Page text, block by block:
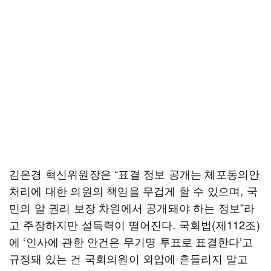
김은경 혁신위원장은 “표결 정보 공개는 체포동의안
처리에 대한 의원의 책임을 무겁게 할 수 있으며, 국
민의 알 권리 보장 차원에서 공개돼야 하는 정보”라
고 주장하지만 설득력이 떨어진다. 국회법(제112조)
에 ‘인사에 관한 안건은 무기명 투표로 표결한다’고
규정돼 있는 건 국회의원이 외압에 흔들리지 말고